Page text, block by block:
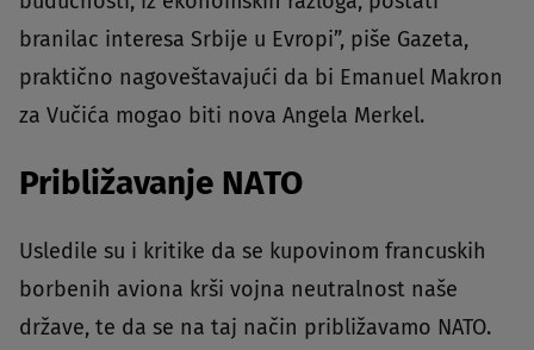
branilac interesa Srbije u Evropi”, piše Gazeta,
praktično nagoveštavajući da bi Emanuel Makron
za Vučića mogao biti nova Angela Merkel.
Približavanje NATO
Usledile su i kritike da se kupovinom francuskih
borbenih aviona krši vojna neutralnost naše
države, te da se na taj način približavamo NATO.